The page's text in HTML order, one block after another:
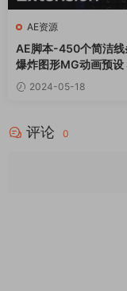
AE资源
AE脚本-450个简洁线
爆炸图形MG动画预设
Elements Pack
2024-05-18
评论 0